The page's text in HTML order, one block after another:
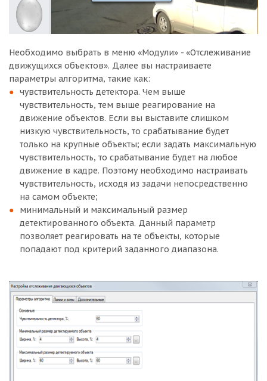
Необходимо выбрать в меню «Модули» - «Отслеживание
движущихся объектов». Далее вы настраиваете
параметры алгоритма, такие как:
чувствительность детектора. Чем выше
чувствительность, тем выше реагирование на
движение объектов. Если вы выставите слишком
низкую чувствительность, то срабатывание будет
только на крупные объекты; если задать максимальную
чувствительность, то срабатывание будет на любое
движение в кадре. Поэтому необходимо настраивать
чувствительность, исходя из задачи непосредственно
на самом объекте;
минимальный и максимальный размер
детектированного объекта. Данный параметр
позволяет реагировать на те объекты, которые
попадают под критерий заданного диапазона.